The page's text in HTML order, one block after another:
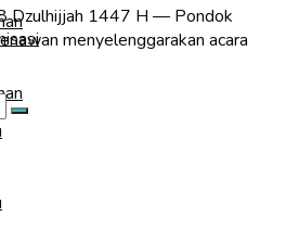
Dzulhijjah 1447 H — Pondok
menyelenggarakan acara